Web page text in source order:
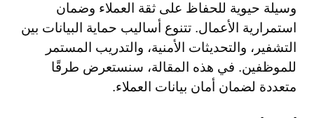
وسيلة حيوية للحفاظ على ثقة العملاء وضمان
استمرارية الأعمال. تتنوع أساليب حماية البيانات بين
التشفير، والتحديثات الأمنية، والتدريب المستمر
للموظفين. في هذه المقالة، سنستعرض طرقًا
متعددة لضمان أمان بيانات العملاء.